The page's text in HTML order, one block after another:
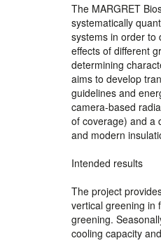
The MARGRET
systematically
systems in order to
effects of different
determining
aims to develop
guidelines and
camera-based
of coverage) and a
and modern
Intended results
The project
vertical greening in
greening.
cooling capacity